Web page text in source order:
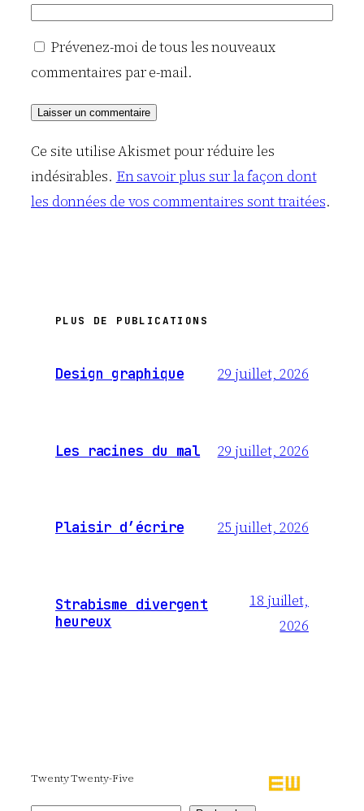
Prévenez-moi de tous les nouveaux
commentaires par e-mail.
Ce site utilise Akismet pour réduire les
indésirables. En savoir plus sur la façon dont
les données de vos commentaires sont traitées.
PLUS DE PUBLICATIONS
Design graphique 29 juillet, 2026
Les racines du mal 29 juillet, 2026
Plaisir d’écrire 25 juillet, 2026
Strabisme divergent
heureux
18 juillet,
2026
Twenty Twenty-Five